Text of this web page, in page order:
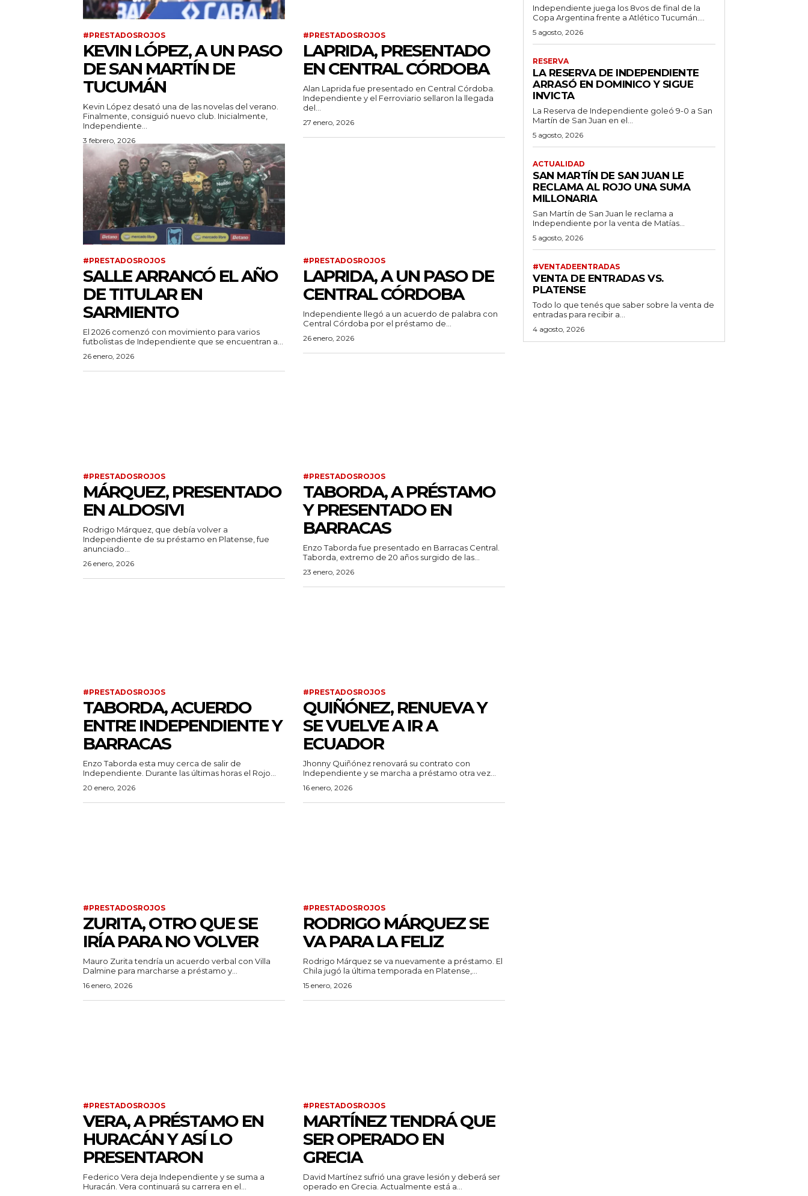
#PRESTADOSROJOS
KEVIN LÓPEZ, A UN PASO
DE SAN MARTÍN DE
TUCUMÁN
Kevin López desató una de las novelas del verano.
Finalmente, consiguió nuevo club. Inicialmente,
Independiente...
3 febrero, 2026
#PRESTADOSROJOS
LAPRIDA, PRESENTADO
EN CENTRAL CÓRDOBA
Alan Laprida fue presentado en Central Córdoba.
Independiente y el Ferroviario sellaron la llegada
del...
27 enero, 2026
#PRESTADOSROJOS
SALLE ARRANCÓ EL AÑO
DE TITULAR EN
SARMIENTO
El 2026 comenzó con movimiento para varios
futbolistas de Independiente que se encuentran a...
26 enero, 2026
#PRESTADOSROJOS
LAPRIDA, A UN PASO DE
CENTRAL CÓRDOBA
Independiente llegó a un acuerdo de palabra con
Central Córdoba por el préstamo de...
26 enero, 2026
#PRESTADOSROJOS
MÁRQUEZ, PRESENTADO
EN ALDOSIVI
Rodrigo Márquez, que debía volver a
Independiente de su préstamo en Platense, fue
anunciado...
26 enero, 2026
#PRESTADOSROJOS
TABORDA, A PRÉSTAMO
Y PRESENTADO EN
BARRACAS
Enzo Taborda fue presentado en Barracas Central.
Taborda, extremo de 20 años surgido de las...
23 enero, 2026
#PRESTADOSROJOS
TABORDA, ACUERDO
ENTRE INDEPENDIENTE Y
BARRACAS
Enzo Taborda esta muy cerca de salir de
Independiente. Durante las últimas horas el Rojo...
20 enero, 2026
#PRESTADOSROJOS
QUIÑÓNEZ, RENUEVA Y
SE VUELVE A IR A
ECUADOR
Jhonny Quiñónez renovará su contrato con
Independiente y se marcha a préstamo otra vez...
16 enero, 2026
#PRESTADOSROJOS
ZURITA, OTRO QUE SE
IRÍA PARA NO VOLVER
Mauro Zurita tendría un acuerdo verbal con Villa
Dalmine para marcharse a préstamo y...
16 enero, 2026
#PRESTADOSROJOS
RODRIGO MÁRQUEZ SE
VA PARA LA FELIZ
Rodrigo Márquez se va nuevamente a préstamo. El
Chila jugó la última temporada en Platense,...
15 enero, 2026
#PRESTADOSROJOS
VERA, A PRÉSTAMO EN
HURACÁN Y ASÍ LO
PRESENTARON
Federico Vera deja Independiente y se suma a
Huracán. Vera continuará su carrera en el...
#PRESTADOSROJOS
MARTÍNEZ TENDRÁ QUE
SER OPERADO EN
GRECIA
David Martínez sufrió una grave lesión y deberá ser
operado en Grecia. Actualmente está a...
Independiente juega los 8vos de final de la
Copa Argentina frente a Atlético Tucumán....
5 agosto, 2026
RESERVA
LA RESERVA DE INDEPENDIENTE
ARRASÓ EN DOMINICO Y SIGUE
INVICTA
La Reserva de Independiente goleó 9-0 a San
Martín de San Juan en el...
5 agosto, 2026
ACTUALIDAD
SAN MARTÍN DE SAN JUAN LE
RECLAMA AL ROJO UNA SUMA
MILLONARIA
San Martín de San Juan le reclama a
Independiente por la venta de Matías...
5 agosto, 2026
#VENTADEENTRADAS
VENTA DE ENTRADAS VS.
PLATENSE
Todo lo que tenés que saber sobre la venta de
entradas para recibir a...
4 agosto, 2026